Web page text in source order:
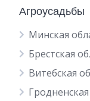
Агроусадьбы
Минская
Брестская
Витебская